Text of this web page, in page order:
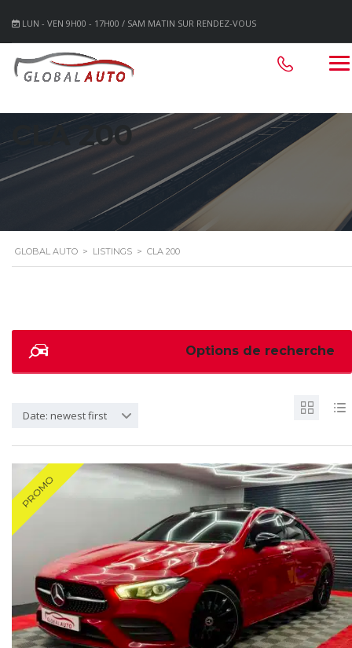
LUN - VEN 9H00 - 17H00 / SAM MATIN SUR RENDEZ-VOUS
CLA 200
GLOBAL AUTO > LISTINGS > CLA 200
Options de recherche
Date: newest first
PROMO